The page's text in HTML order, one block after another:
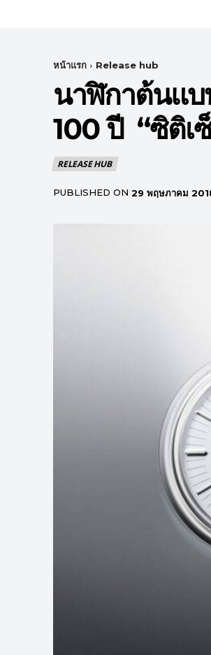
หน้าแรก Release hub
นาฬิกาต้นแบ
100 ปี “ซิติ
RELEASE HUB
PUBLISHED ON 29 พฤษภาคม